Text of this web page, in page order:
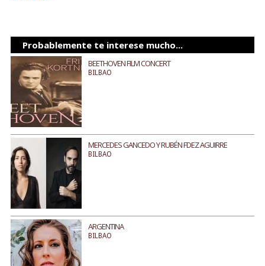
Probablemente te interese mucho...
BEETHOVEN FILM CONCERT
BILBAO
MERCEDES GANCEDO Y RUBÉN FDEZ AGUIRRE
BILBAO
ARGENTINA
BILBAO